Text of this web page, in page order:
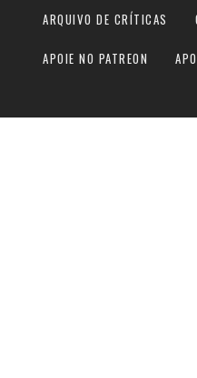
ARQUIVO DE CRÍTICAS
APOIE NO PATREON